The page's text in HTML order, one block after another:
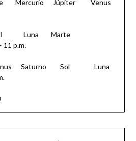
Júpiter Venus
Sol Luna Marte
p.m.
Saturno Sol Luna